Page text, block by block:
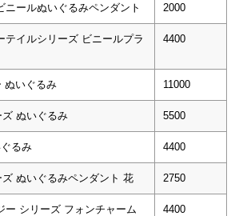
ニールぬいぐるみペンダント 2000
テイルシリーズ ビニールプラ
4400
ぬいぐるみ 11000
ズ ぬいぐるみ 5500
るみ 4400
ぬいぐるみペンダント 花 2750
ー シリーズ フォンチャーム
4400